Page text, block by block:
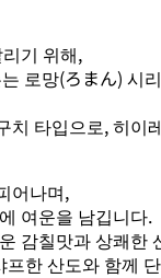
기 위해,
로망(ろまん) 시
치 타입으로, 히이
어나며,
여운을 남깁니다.
감칠맛과 상쾌한
한 산도와 함께